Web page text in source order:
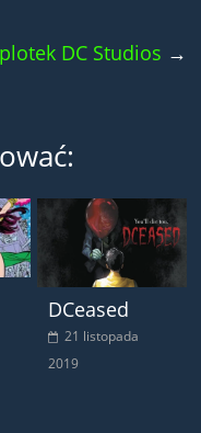
DC Studios →
DCeased
21 listopada
2019